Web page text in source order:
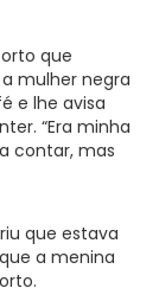
que
mulher negra
e lhe avisa
“Era minha
contar, mas
que estava
a menina